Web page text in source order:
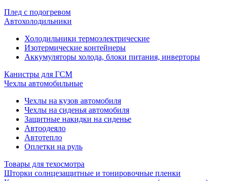
Плед с подогревом
Автохолодильники
Холодильники термоэлектрические
Изотермические контейнеры
Аккумуляторы холода, блоки питания, инверторы
Канистры для ГСМ
Чехлы автомобильные
Чехлы на кузов автомобиля
Чехлы на сиденья автомобиля
Защитные накидки на сиденье
Автоодеяло
Автотепло
Оплетки на руль
Товары для техосмотра
Шторки солнцезащитные и тонировочные пленки